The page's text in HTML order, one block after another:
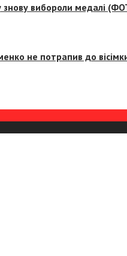
знову вибороли медалі
не потрапив до